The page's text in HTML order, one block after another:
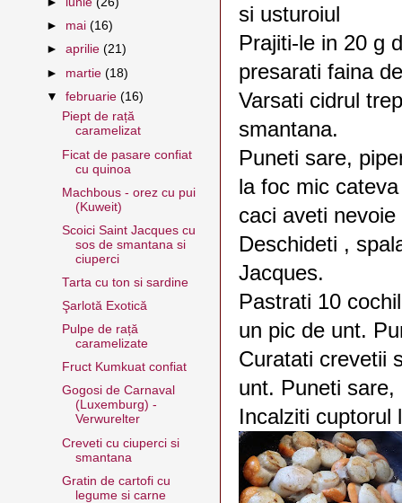
si usturoiul
Prajiti-le in 20 g
presarati faina
Varsati cidrul
smantana.
Puneti sare,
la foc mic
caci aveti nevoie
Deschideti ,
Jacques.
Pastrati 10
un pic de unt.
Curatati crevetii
unt. Puneti
Incalziti cuptorul
► mai(16)
►aprilie(21)
► martie(18)
▼februarie(16)
Piept de rață
caramelizat
Ficat de pasare confiat
cu quinoa
Machbous - orez cu pui
(Kuweit)
Scoici Saint Jacques cu
sos de smantana si
ciuperci
Tarta cu ton si sardine
Şarlotă Exotică
Pulpe de rață
caramelizate
Fruct Kumkuat confiat
Gogosi de Carnaval
(Luxemburg) -
Verwurelter
Creveti cu ciuperci si
smantana
Gratin de cartofi cu
legume si carne